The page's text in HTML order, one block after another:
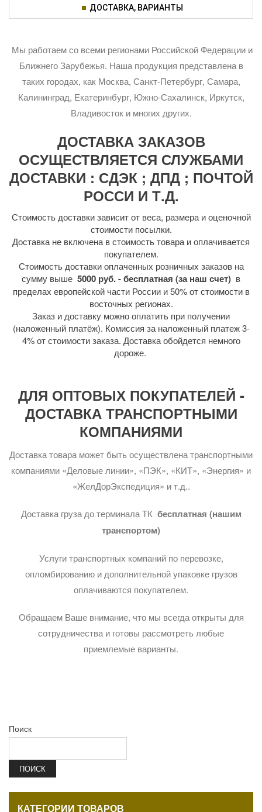
ДОСТАВКА, ВАРИАНТЫ
Мы работаем со всеми регионами Российской Федерации и
Ближнего Зарубежья. Наша продукция представлена в
таких городах, как Москва, Санкт-Петербург, Самара,
Калининград, Екатеринбург, Южно-Сахалинск, Иркутск,
Владивосток и многих других.
ДОСТАВКА ЗАКАЗОВ
ОСУЩЕСТВЛЯЕТСЯ СЛУЖБАМИ
ДОСТАВКИ : СДЭК ; ДПД ; ПОЧТОЙ
РОССИ И Т.Д.
Стоимость доставки зависит от веса, размера и оценочной
стоимости посылки.
Доставка не включена в стоимость товара и оплачивается
покупателем.
Стоимость доставки оплаченных розничных заказов на
сумму выше 5000 руб. - бесплатная (за наш счет) в
пределах европейской части России и 50% от стоимости в
восточных регионах.
Заказ и доставку можно оплатить при получении
(наложенный платёж). Комиссия за наложенный платеж 3-
4% от стоимости заказа. Доставка обойдется немного
дороже.
ДЛЯ ОПТОВЫХ ПОКУПАТЕЛЕЙ -
ДОСТАВКА ТРАНСПОРТНЫМИ
КОМПАНИЯМИ
Доставка товара может быть осуществлена транспортными
компаниями «Деловые линии», «ПЭК», «КИТ», «Энергия» и
«ЖелДорЭкспедиция» и т.д..
Доставка груза до терминала ТК бесплатная (нашим
транспортом)
Услуги транспортных компаний по перевозке,
опломбированию и дополнительной упаковке грузов
оплачиваются покупателем.
Обращаем Ваше внимание, что мы всегда открыты для
сотрудничества и готовы рассмотреть любые
приемлемые варианты.
Поиск
ПОИСК
КАТЕГОРИИ ТОВАРОВ